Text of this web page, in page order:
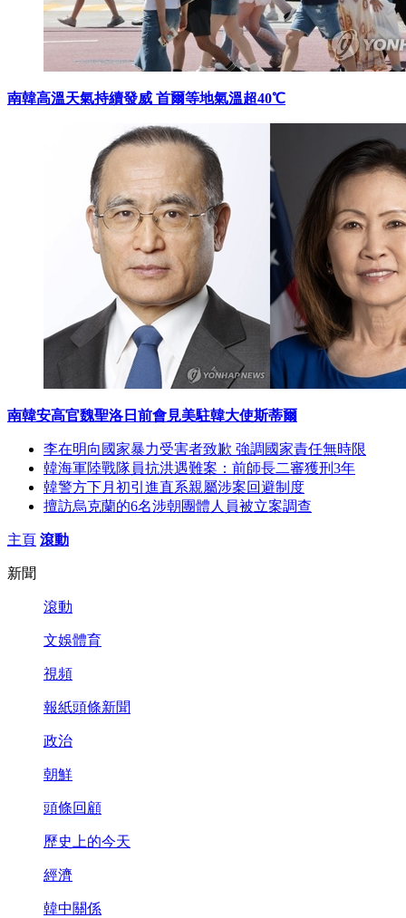
南韓高溫天氣持續發威 首爾等地氣溫超40℃
南韓安高官魏聖洛日前會見美駐韓大使斯蒂爾
李在明向國家暴力受害者致歉 強調國家責任無時限
韓海軍陸戰隊員抗洪遇難案：前師長二審獲刑3年
韓警方下月初引進直系親屬涉案回避制度
擅訪烏克蘭的6名涉朝團體人員被立案調查
主頁 滾動
新聞
滾動
文娛體育
視頻
報紙頭條新聞
政治
朝鮮
頭條回顧
歷史上的今天
經濟
韓中關係